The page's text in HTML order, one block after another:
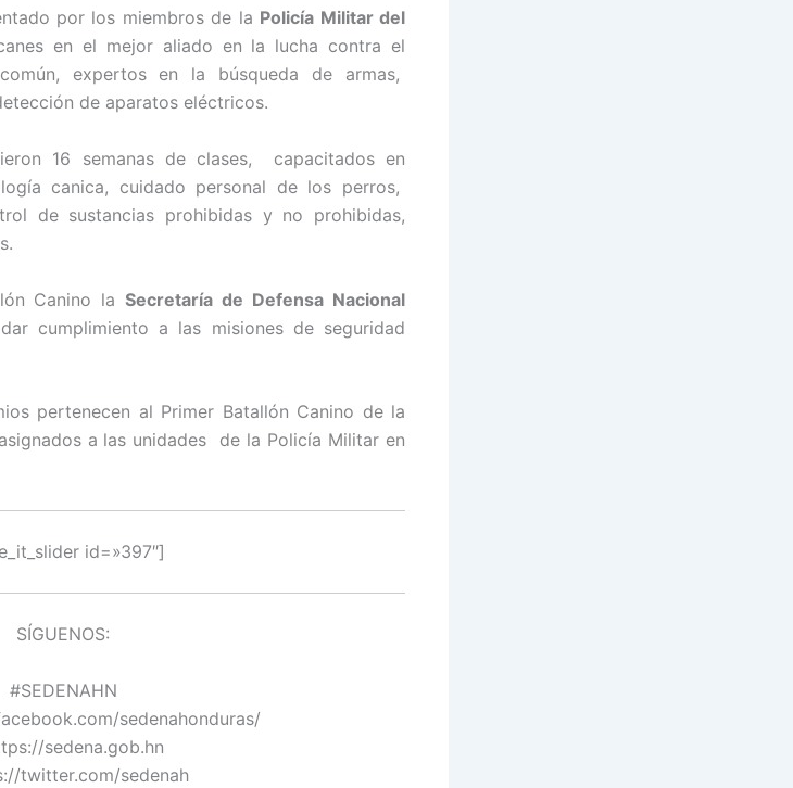
por los miembros de la Policía Militar del
en el mejor aliado en la lucha contra el
expertos en la búsqueda de armas,
de aparatos eléctricos.
16 semanas de clases, capacitados en
canica, cuidado personal de los perros,
de sustancias prohibidas y no prohibidas,
Canino laSecretaría de Defensa Nacional
cumplimiento a las misiones de seguridad
pertenecen al Primer Batallón Canino de la
a las unidades de la Policía Militar en
id=»397″]
SÍGUENOS:
#SEDENAHN
sedenahonduras/
sedena.gob.hn
twitter.com/sedenah